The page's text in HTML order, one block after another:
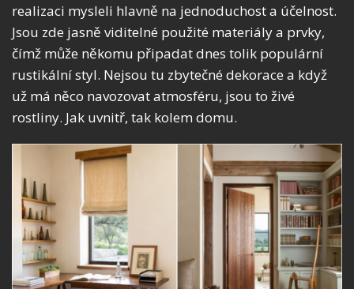
realizaci mysleli hlavně na jednoduchost a účelnost.
Jsou zde jasně viditelné použité materiály a prvky,
čímž může někomu připadat dnes tolik populární
rustikální styl. Nejsou tu zbytečné dekorace a když
už má něco navozovat atmosféru, jsou to živé
rostliny. Jak uvnitř, tak kolem domu.